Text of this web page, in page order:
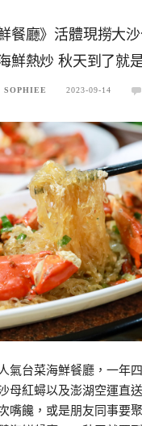
餐廳》活體現撈大
鮮熱炒 秋天到了就
SOPHIEE 2023-09-14
氣台菜海鮮餐廳，一年
母紅蟳以及澎湖空運直
嘴饞，或是朋友同事要